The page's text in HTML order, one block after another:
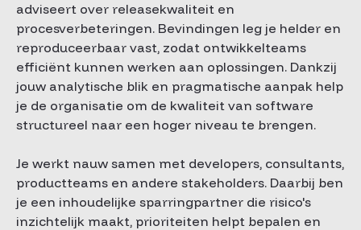
adviseert over releasekwaliteit en
procesverbeteringen. Bevindingen leg je helder en
reproduceerbaar vast, zodat ontwikkelteams
efficiënt kunnen werken aan oplossingen. Dankzij
jouw analytische blik en pragmatische aanpak help
je de organisatie om de kwaliteit van software
structureel naar een hoger niveau te brengen.
Je werkt nauw samen met developers, consultants,
productteams en andere stakeholders. Daarbij ben
je een inhoudelijke sparringpartner die risico's
inzichtelijk maakt, prioriteiten helpt bepalen en